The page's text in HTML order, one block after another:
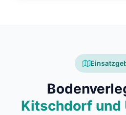
Kitschdorf und